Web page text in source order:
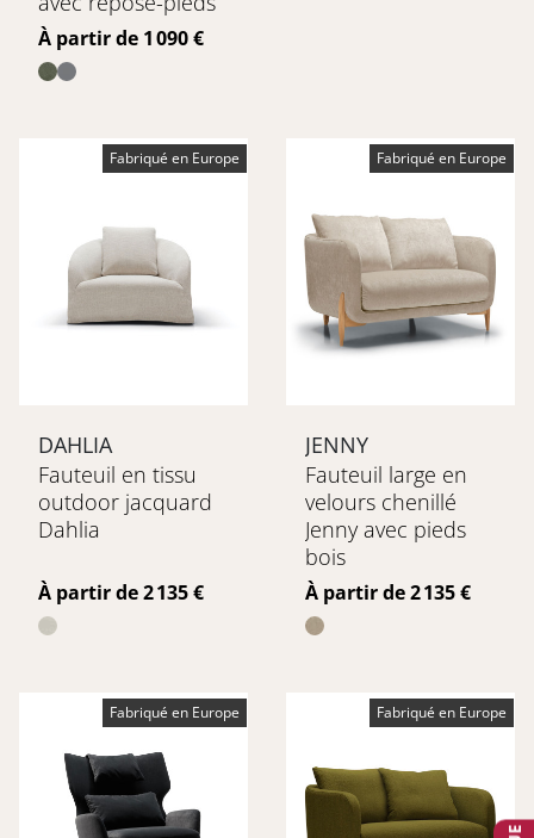
Prix
À partir de 1 090 €
Fabriqué en Europe
DAHLIA
Fauteuil en tissu
outdoor jacquard
Dahlia
Prix
À partir de 2 135 €
Fabriqué en Europe
JENNY
Fauteuil large en
velours chenillé
Jenny avec pieds
bois
Prix
À partir de 2 135 €
Fabriqué en Europe Fabriqué en Europe